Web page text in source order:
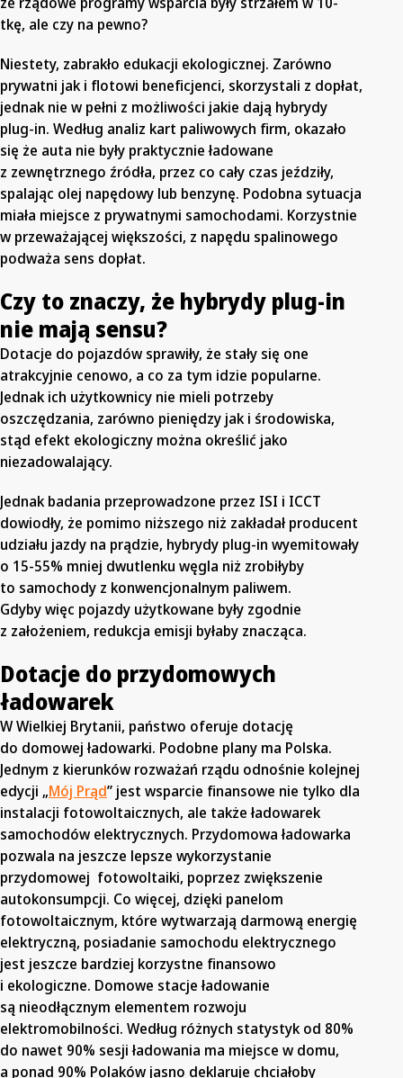
tkę, ale czy na pewno?
Niestety, zabrakło edukacji ekologicznej. Zarówno
prywatni jak i flotowi beneficjenci, skorzystali z dopłat,
jednak nie w pełni z możliwości jakie dają hybrydy
plug-in. Według analiz kart paliwowych firm, okazało
się że auta nie były praktycznie ładowane
z zewnętrznego źródła, przez co cały czas jeździły,
spalając olej napędowy lub benzynę. Podobna sytuacja
miała miejsce z prywatnymi samochodami. Korzystnie
w przeważającej większości, z napędu spalinowego
podważa sens dopłat.
Czy to znaczy, że hybrydy plug-in
nie mają sensu?
Dotacje do pojazdów sprawiły, że stały się one
atrakcyjnie cenowo, a co za tym idzie popularne.
Jednak ich użytkownicy nie mieli potrzeby
oszczędzania, zarówno pieniędzy jak i środowiska,
stąd efekt ekologiczny można określić jako
niezadowalający.
Jednak badania przeprowadzone przez ISI i ICCT
dowiodły, że pomimo niższego niż zakładał producent
udziału jazdy na prądzie, hybrydy plug-in wyemitowały
o 15-55% mniej dwutlenku węgla niż zrobiłyby
to samochody z konwencjonalnym paliwem.
Gdyby więc pojazdy użytkowane były zgodnie
z założeniem, redukcja emisji byłaby znacząca.
Dotacje do przydomowych
ładowarek
W Wielkiej Brytanii, państwo oferuje dotację
do domowej ładowarki. Podobne plany ma Polska.
Jednym z kierunków rozważań rządu odnośnie kolejnej
edycji „Mój Prąd” jest wsparcie finansowe nie tylko dla
instalacji fotowoltaicznych, ale także ładowarek
samochodów elektrycznych. Przydomowa ładowarka
pozwala na jeszcze lepsze wykorzystanie
przydomowej fotowoltaiki, poprzez zwiększenie
autokonsumpcji. Co więcej, dzięki panelom
fotowoltaicznym, które wytwarzają darmową energię
elektryczną, posiadanie samochodu elektrycznego
jest jeszcze bardziej korzystne finansowo
i ekologiczne. Domowe stacje ładowanie
są nieodłącznym elementem rozwoju
elektromobilności. Według różnych statystyk od 80%
do nawet 90% sesji ładowania ma miejsce w domu,
a ponad 90% Polaków jasno deklaruje chciałoby